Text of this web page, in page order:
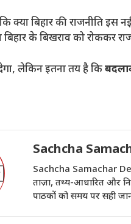
क्या बिहार की राजनीति इस
के बिखराव को रोककर
लेकिन इतना तय है कि
Sachcha
Sachcha Samachar
ताज़ा, तथ्य-आधारित और
पाठकों को समय पर सही